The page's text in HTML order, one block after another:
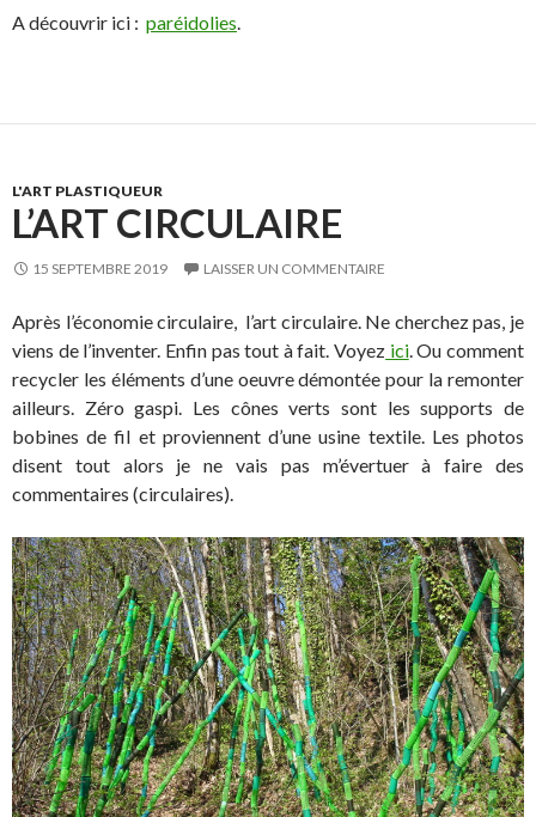
A découvrir ici : paréidolies.
L'ART PLASTIQUEUR
L’ART CIRCULAIRE
15 SEPTEMBRE 2019 LAISSER UN COMMENTAIRE
Après l’économie circulaire, l’art circulaire. Ne cherchez pas, je
viens de l’inventer. Enfin pas tout à fait. Voyez ici. Ou comment
recycler les éléments d’une oeuvre démontée pour la remonter
ailleurs. Zéro gaspi. Les cônes verts sont les supports de
bobines de fil et proviennent d’une usine textile. Les photos
disent tout alors je ne vais pas m’évertuer à faire des
commentaires (circulaires).